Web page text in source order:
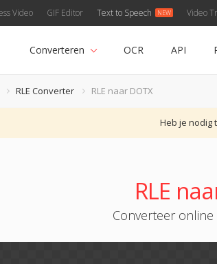
Video GIF Editor Text to Speech Video
Converteren OCR API
RLE Converter RLE naar DOTX
Heb je nodig
RLE
Converteer